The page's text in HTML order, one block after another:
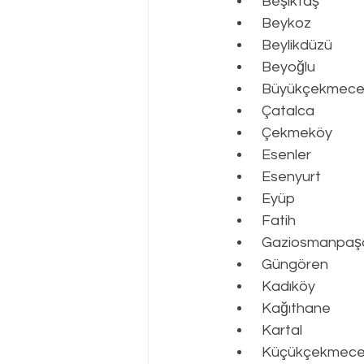
Beykoz
Beylikdüzü
Beyoğlu
Büyükçekmece
Çatalca
Çekmeköy
Esenler
Esenyurt
Eyüp
Fatih
Güngören
Kadıköy
Kağıthane
Kartal
Küçükçekmece